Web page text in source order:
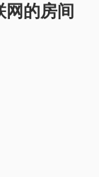
网的房间